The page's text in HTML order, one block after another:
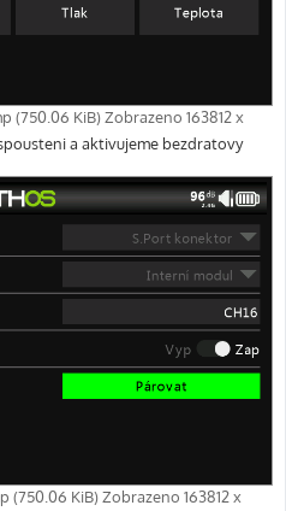
(750.06 KiB) Zobrazeno 163812 x
a aktivujeme bezdratovy
KiB) Zobrazeno 163812 x